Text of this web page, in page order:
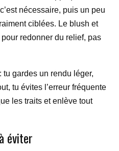
nécessaire, puis un peu
ciblées. Le blush et
redonner du relief, pas
gardes un rendu léger,
tu évites l’erreur fréquente
les traits et enlève tout
éviter